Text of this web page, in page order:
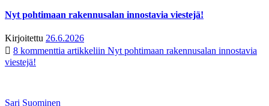
Nyt pohtimaan rakennusalan innostavia viestejä!
Kirjoitettu 26.6.2026
8 kommenttia artikkeliin Nyt pohtimaan rakennusalan innostavia
viestejä!
Sari Suominen